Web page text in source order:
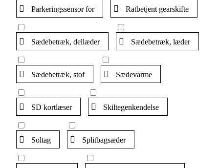
Parkeringssensor for Ratbetjent gearskifte
Sædebetræk, dellæder Sædebetræk, læder
Sædebetræk, stof Sædevarme
SD kortlæser Skiltegenkendelse
Soltag Splitbagsæder